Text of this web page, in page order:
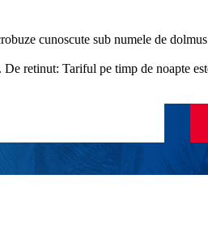
cunoscute sub numele de
retinut: Tariful pe timp de noapte